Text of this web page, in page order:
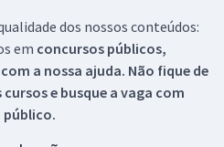
dos nossos conteúdos:
em concursos públicos,
com a nossa ajuda. Não fique de
e busque a vaga com